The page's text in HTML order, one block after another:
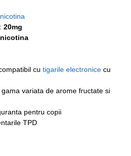
20mg
cu tigarile electronice cu
gama variata de arome fructate si
pentru copii
TPD